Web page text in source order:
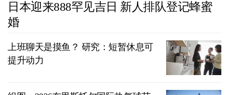
日本迎来888罕见吉日 新人排队登记蜂蜜
婚
上班聊天是摸鱼？ 研究：短暂休息可
提升动力